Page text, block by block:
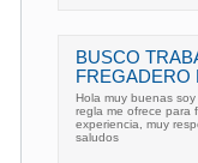
BUSCO
FREGADERO
Hola muy buenas
regla me ofrece para
experiencia, muy
saludos